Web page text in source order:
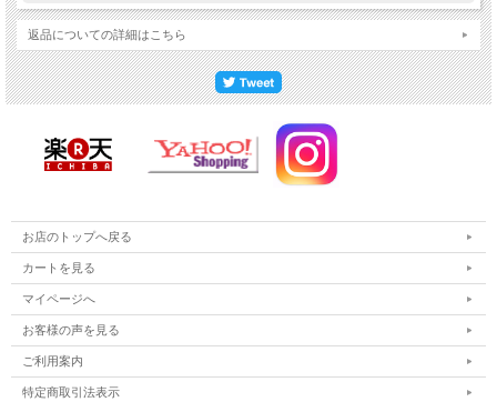
返品についての詳細はこちら
お店のトップへ戻る
カートを見る
マイページへ
お客様の声を見る
ご利用案内
特定商取引法表示